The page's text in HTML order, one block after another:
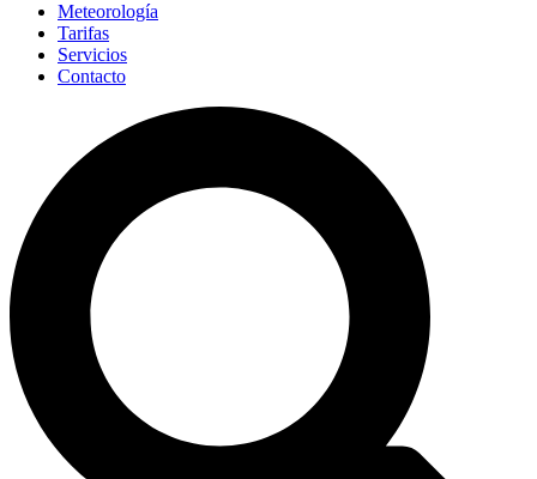
Meteorología
Tarifas
Servicios
Contacto